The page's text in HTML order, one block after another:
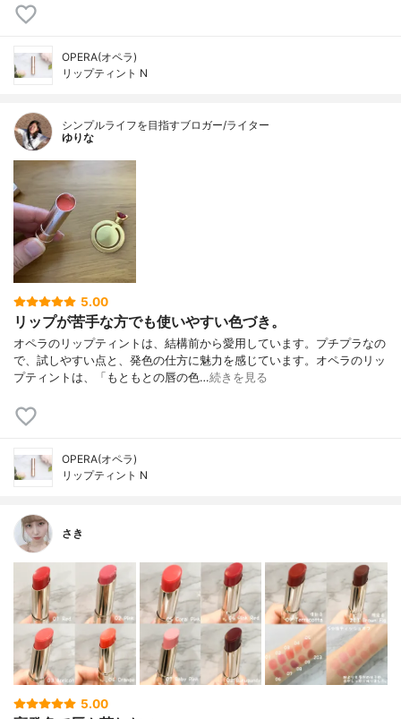
OPERA(オペラ)
リップティント N
シンプルライフを目指すブロガー/ライター
ゆりな
5.00
リップが苦手な方でも使いやすい色づき。
オペラのリップティントは、結構前から愛用しています。プチプラなの
で、試しやすい点と、発色の仕方に魅力を感じています。オペラのリッ
プティントは、「もともとの唇の色…続きを見る
OPERA(オペラ)
リップティント N
さき
5.00